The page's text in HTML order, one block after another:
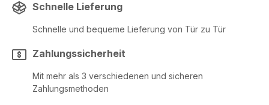
Schnelle Lieferung
Schnelle und bequeme Lieferung von Tür zu Tür
Zahlungssicherheit
Mit mehr als 3 verschiedenen und sicheren
Zahlungsmethoden